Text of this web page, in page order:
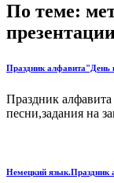
По теме:
Праздник алфавита"День
Праздник
песни,задания на
Немецкий язык.Праздник